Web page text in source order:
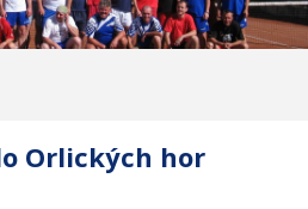
Orlických hor